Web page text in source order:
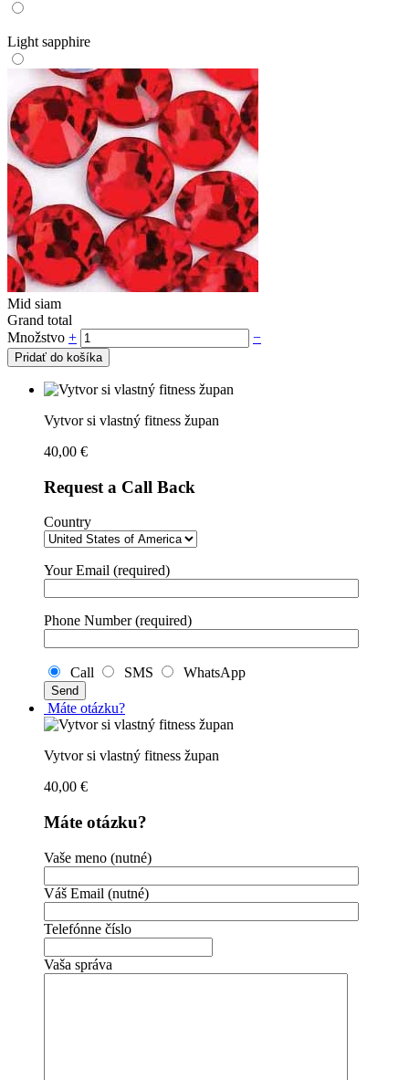
Light sapphire
Mid siam
Grand total
Množstvo + −
Pridať do košíka
Vytvor si vlastný fitness župan
40,00 €
Request a Call Back
Country
Your Email (required)
Phone Number (required)
Call SMS WhatsApp
Máte otázku?
Vytvor si vlastný fitness župan
40,00 €
Máte otázku?
Vaše meno (nutné)
Váš Email (nutné)
Telefónne číslo
Vaša správa